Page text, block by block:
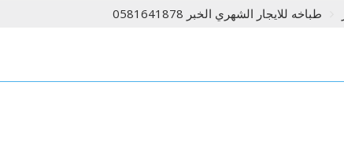
طباخه للايجار الشهري الخبر 0581641878